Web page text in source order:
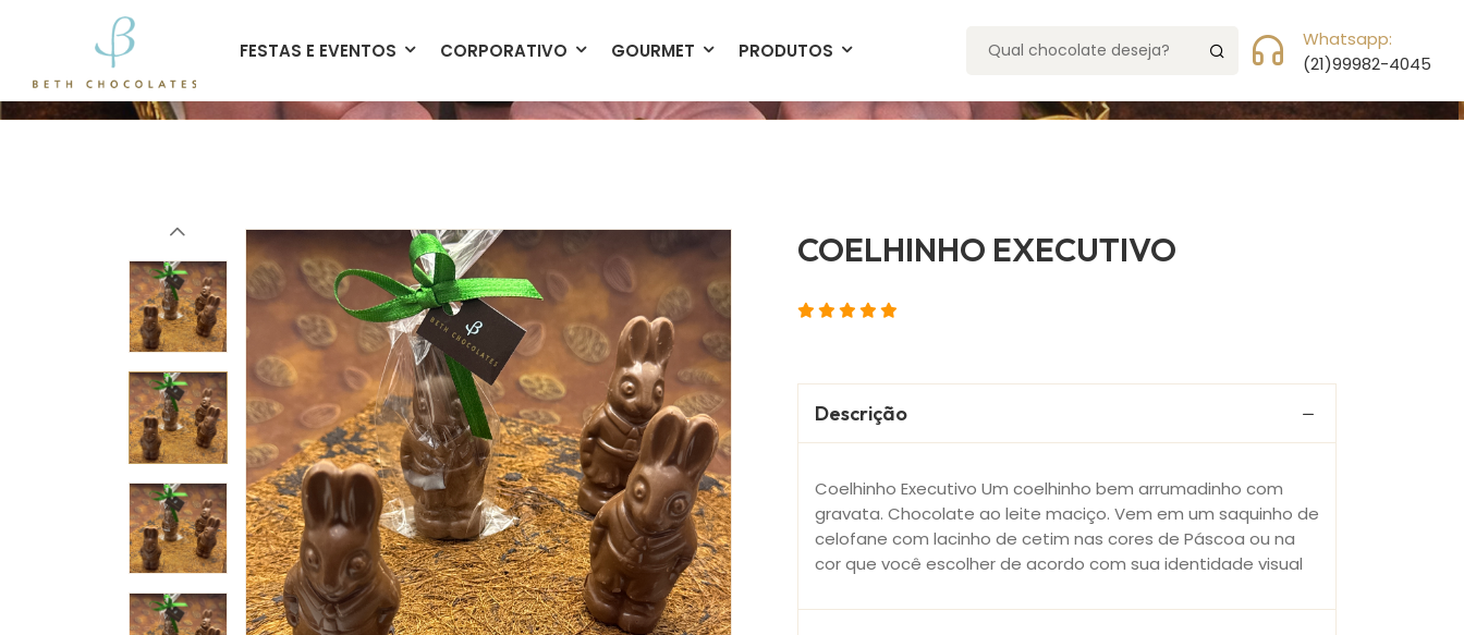
contato@bethchocolates.com.br
FESTAS E EVENTOS
CORPORATIVO GOURMET PRODUTOS
Whatsapp:
(21)99982-4045
COELHINHO EXECUTIVO
Descrição
Coelhinho Executivo Um coelhinho bem arrumadinho com
gravata. Chocolate ao leite maciço. Vem em um saquinho de
celofane com lacinho de cetim nas cores de Páscoa ou na
cor que você escolher de acordo com sua identidade visual